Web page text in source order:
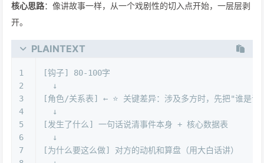
核心思路：像讲故事一样，从一个戏剧性的切入点开始，一层层剥
开。
PLAINTEXT
1
2
3
4
5
6
7
[钩子] 80-100字
  ↓
[角色/关系表] ← ⭐ 关键差异：涉及多方时，先把"谁是谁
  ↓
[发生了什么] 一句话说清事件本身 + 核心数据表
  ↓
[为什么要这么做] 对方的动机和算盘（用大白话讲）